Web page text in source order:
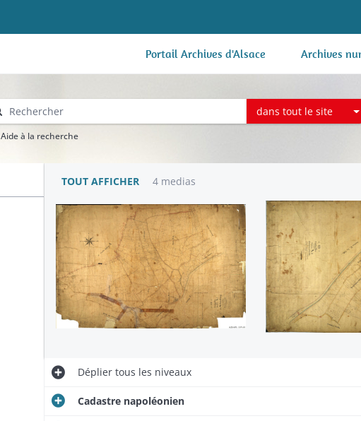
Portail Archives d'Alsace Archives
dans tout le site
Aide à la recherche
TOUT AFFICHER 4 medias
Dépliertous les niveaux
Cadastre napoléonien